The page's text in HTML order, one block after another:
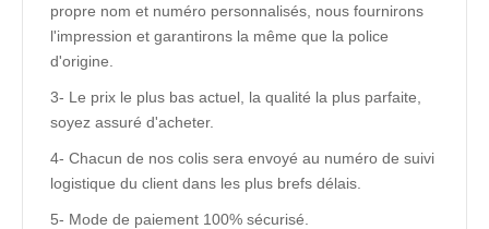
propre nom et numéro personnalisés, nous fournirons
l'impression et garantirons la même que la police
d'origine.
3- Le prix le plus bas actuel, la qualité la plus parfaite,
soyez assuré d'acheter.
4- Chacun de nos colis sera envoyé au numéro de suivi
logistique du client dans les plus brefs délais.
5- Mode de paiement 100% sécurisé.